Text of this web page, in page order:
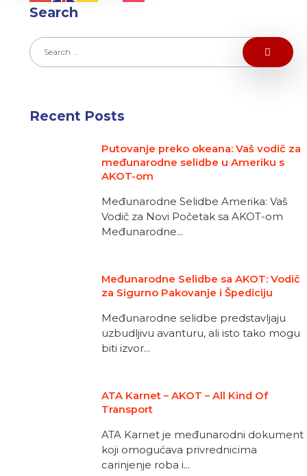
Search
Recent Posts
Putovanje preko okeana: Vaš vodič za
međunarodne selidbe u Ameriku s
AKOT-om
Međunarodne Selidbe Amerika: Vaš
Vodič za Novi Početak sa AKOT-om
Međunarodne...
Međunarodne Selidbe sa AKOT: Vodič
za Sigurno Pakovanje i Špediciju
Međunarodne selidbe predstavljaju
uzbudljivu avanturu, ali isto tako mogu
biti izvor...
ATA Karnet – AKOT – All Kind Of
Transport
ATA Karnet je međunarodni dokument
koji omogućava privrednicima
carinjenje roba i...